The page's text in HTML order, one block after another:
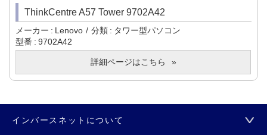
ThinkCentre A57 Tower 9702A42
メーカー Lenovo 分類
タワー型パソコン
型番
9702A42
詳細ページはこちら
インバースネットについて